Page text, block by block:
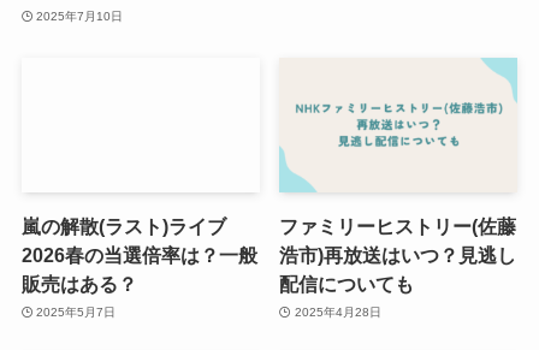
2025年7月10日
嵐の解散(ラスト)ライブ
2026春の当選倍率は？一般
販売はある？
2025年5月7日
ファミリーヒストリー(佐藤
浩市)再放送はいつ？見逃し
配信についても
2025年4月28日